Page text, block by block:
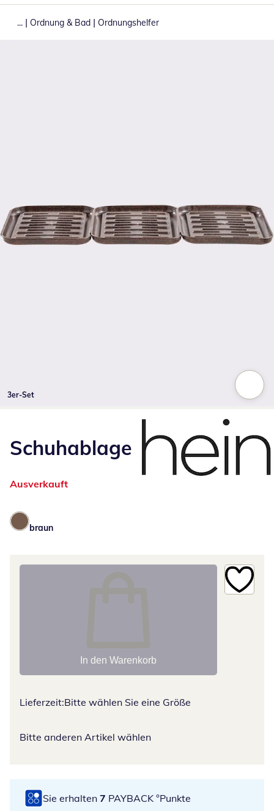
... | Ordnung & Bad | Ordnungshelfer
3er-Set
Schuhablage
Ausverkauft
braun
In den Warenkorb
Lieferzeit:Bitte wählen Sie eine Größe
Bitte anderen Artikel wählen
Sie erhalten 7 PAYBACK °Punkte